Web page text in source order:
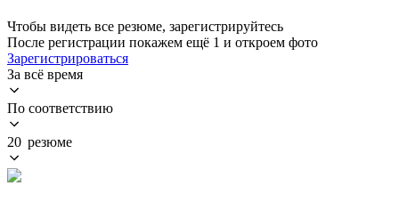
Чтобы видеть все резюме, зарегистрируйтесь
После регистрации покажем ещё 1 и откроем фото
Зарегистрироваться
За всё время
По соответствию
20 резюме